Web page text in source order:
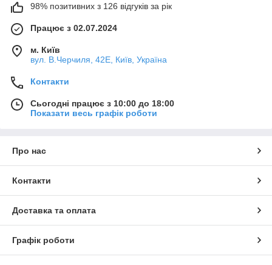
98% позитивних з 126 відгуків за рік
Працює з 02.07.2024
м. Київ
вул. В.Черчиля, 42Е, Київ, Україна
Контакти
Сьогодні працює з 10:00 до 18:00
Показати весь графік роботи
Про нас
Контакти
Доставка та оплата
Графік роботи